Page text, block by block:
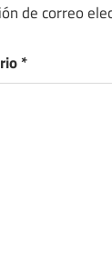
de correo
*